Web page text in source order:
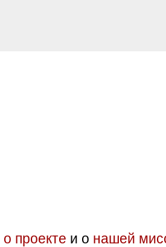
о проекте и о нашей